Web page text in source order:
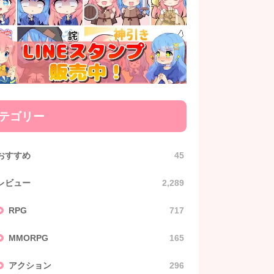
ゴリー
すすめ 45
ビュー 2,289
RPG 717
MMORPG 165
アクション 296